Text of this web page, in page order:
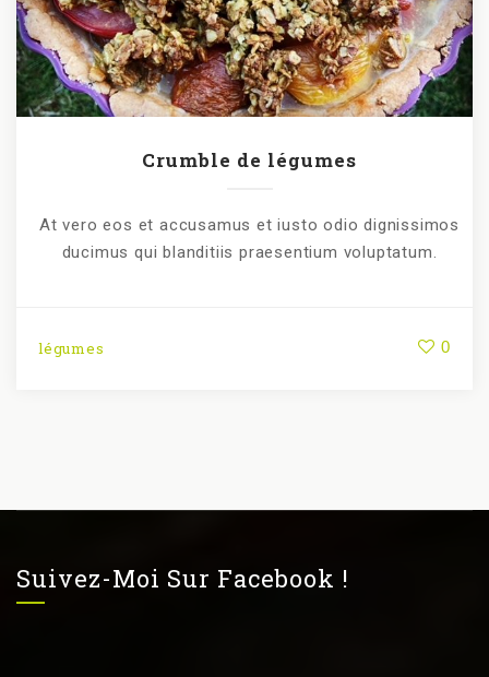
Crumble de légumes
At vero eos et accusamus et iusto odio dignissimos
ducimus qui blanditiis praesentium voluptatum.
légumes 0
Suivez-Moi Sur Facebook !